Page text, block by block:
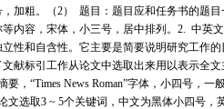
加粗。（2） 题目：题目应和任务书的题目
内容，宋体，小三号，居中排列。2. 中英
性和自含性。它主要是简要说明研究工作
献标引工作从论文中选取出来用以表示全
，“Times News Roman”字体，小四号，一
选取3 ~ 5个关键词，中文为黑体小四号，